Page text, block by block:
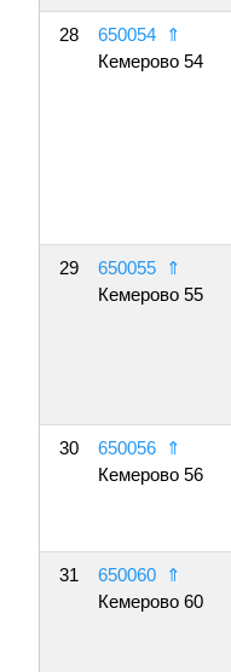
28 650054
⇑
Кемерово 54
29 650055
⇑
Кемерово 55
30 650056
⇑
Кемерово 56
31 650060
⇑
Кемерово 60